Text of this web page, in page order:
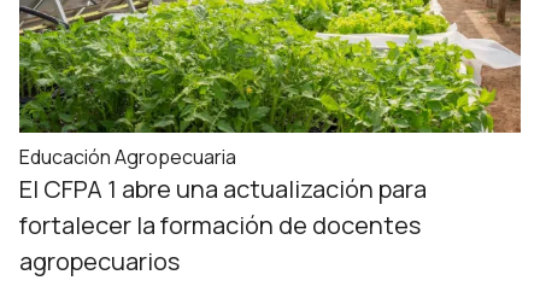
Educación Agropecuaria
El CFPA 1 abre una actualización para
fortalecer la formación de docentes
agropecuarios